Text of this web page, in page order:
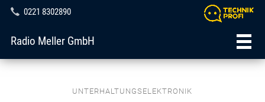
0221 8302890
Radio Meller GmbH
UNTERHALTUNGSELEKTRONIK